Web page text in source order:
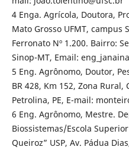
4 Enga. Agrícola, Doutora,
Mato Grosso UFMT, campus
Ferronato Nº 1.200. Bairro:
Sinop-MT, Email:
5 Eng. Agrônomo, Doutor,
BR 428, Km 152, Zona Rural,
Petrolina, PE, E-mail:
6 Eng. Agrônomo, Mestre.
Biossistemas/Escola
Queiroz” USP, Av. Pádua